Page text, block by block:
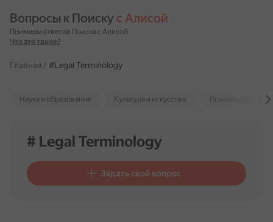
Вопросы к Поиску с Алисой
Примеры ответов Поиска с Алисой
Что это такое?
Главная / #Legal Terminology
Наука и образование Культура и искусство Психология и
# Legal Terminology
Задать свой вопрос